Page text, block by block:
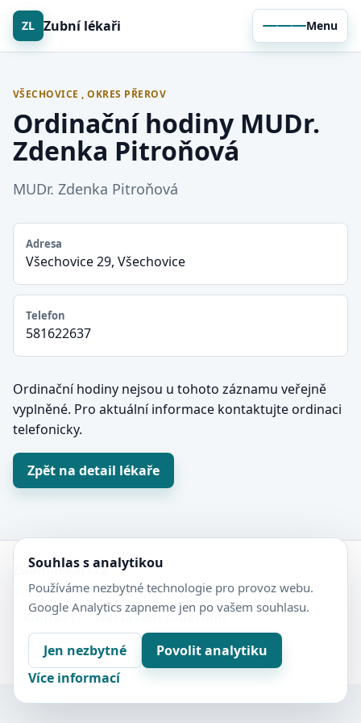
ZL Zubní lékaři Menu
VŠECHOVICE , OKRES PŘEROV
Ordinační hodiny MUDr.
Zdenka Pitroňová
MUDr. Zdenka Pitroňová
Adresa
Všechovice 29, Všechovice
Telefon
581622637
Ordinační hodiny nejsou u tohoto záznamu veřejně
vyplněné. Pro aktuální informace kontaktujte ordinaci
telefonicky.
Zpět na detail lékaře
Zubní-lékaři.cz
Veřejný adresář zubních ordinací.
Kontakt
Nastavení soukromí
Ochrana soukromí
Sitemap
Souhlas s analytikou
Používáme nezbytné technologie pro provoz webu.
Google Analytics zapneme jen po vašem souhlasu.
Jen nezbytné
Povolit analytiku
Více informací